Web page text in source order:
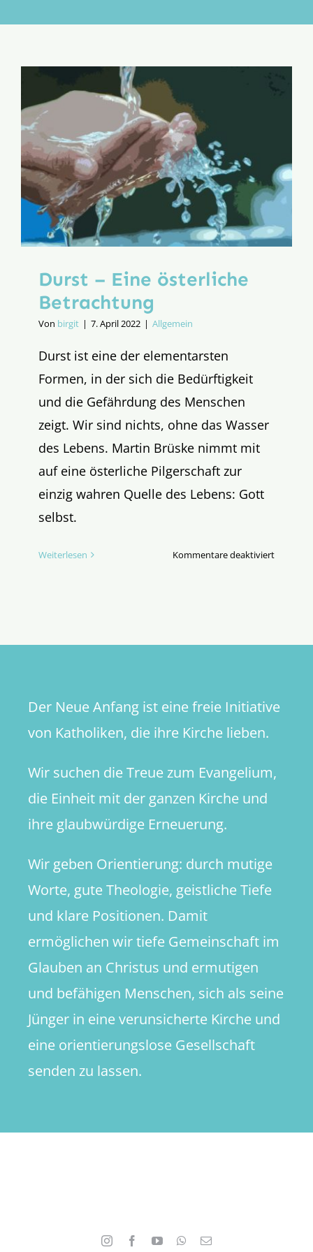
Aktion
Durst – Eine österliche
Betrachtung
Von birgit | 7. April 2022 | Allgemein
Durst ist eine der elementarsten
Formen, in der sich die Bedürftigkeit
und die Gefährdung des Menschen
zeigt. Wir sind nichts, ohne das Wasser
des Lebens. Martin Brüske nimmt mit
auf eine österliche Pilgerschaft zur
einzig wahren Quelle des Lebens: Gott
selbst.
Weiterlesen Kommentare deaktiviertfür
Der Neue Anfang ist eine freie Initiative
von Katholiken, die ihre Kirche lieben.
Wir suchen die Treue zum Evangelium,
die Einheit mit der ganzen Kirche und
ihre glaubwürdige Erneuerung.
Wir geben Orientierung: durch mutige
Worte, gute Theologie, geistliche Tiefe
und klare Positionen. Damit
ermöglichen wir tiefe Gemeinschaft im
Glauben an Christus und ermutigen
und befähigen Menschen, sich als seine
Jünger in eine verunsicherte Kirche und
eine orientierungslose Gesellschaft
senden zu lassen.